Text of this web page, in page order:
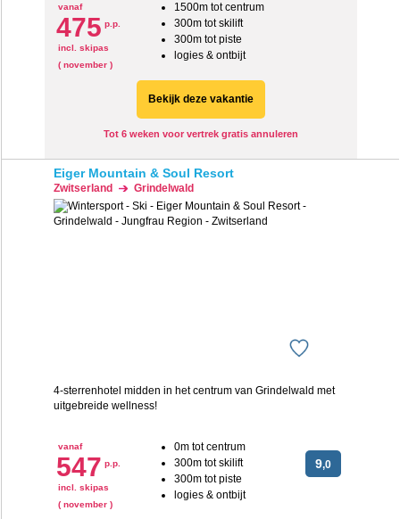
vanaf
475 p.p.
incl. skipas
( november )
1500m tot centrum
300m tot skilift
300m tot piste
logies & ontbijt
Bekijk deze vakantie
Tot 6 weken voor vertrek gratis annuleren
Eiger Mountain & Soul Resort
Zwitserland Grindelwald
4-sterrenhotel midden in het centrum van Grindelwald met
uitgebreide wellness!
vanaf
547 p.p.
incl. skipas
( november )
0m tot centrum
300m tot skilift
300m tot piste
logies & ontbijt
9,0